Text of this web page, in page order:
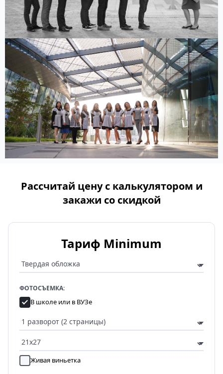
Рассчитай цену с калькулятором и
закажи со скидкой
Тариф Minimum
ФОТОСЪЕМКА:
В школе или в ВУЗе
Живая виньетка